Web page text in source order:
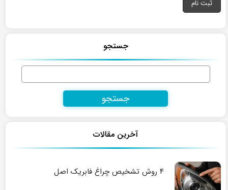
جستجو
جستجو
آخرین مقالات
۴ روش تشخیص چراغ فابریک اصل